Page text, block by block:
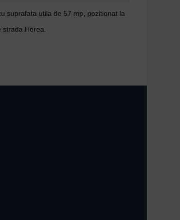
suprafata utila de 57 mp, pozitionat la
strada Horea.